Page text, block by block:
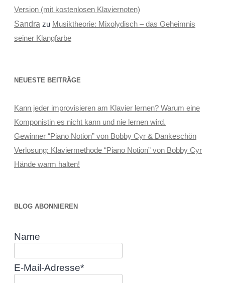
Version (mit kostenlosen Klaviernoten)
Sandra zu Musiktheorie: Mixolydisch – das Geheimnis
seiner Klangfarbe
NEUESTE BEITRÄGE
Kann jeder improvisieren am Klavier lernen? Warum eine
Komponistin es nicht kann und nie lernen wird.
Gewinner “Piano Notion” von Bobby Cyr & Dankeschön
Verlosung: Klaviermethode “Piano Notion” von Bobby Cyr
Hände warm halten!
BLOG ABONNIEREN
Name
E-Mail-Adresse*